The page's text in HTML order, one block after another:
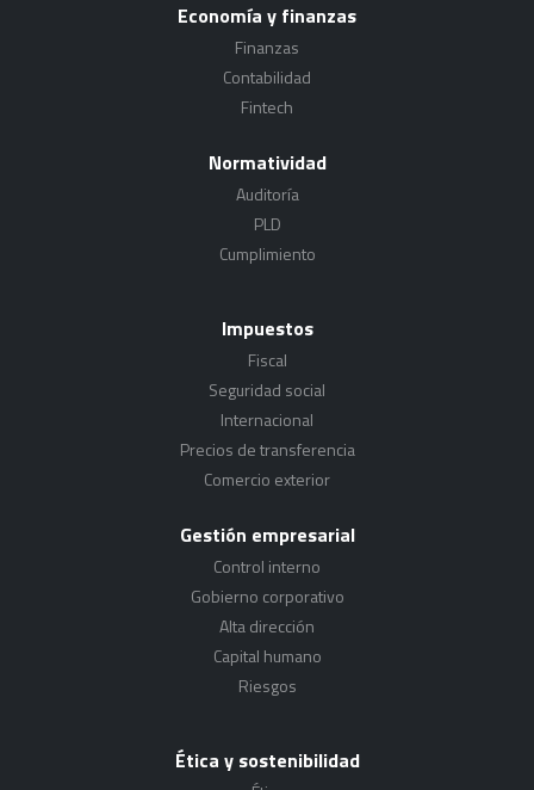
Economía y finanzas
Finanzas
Contabilidad
Fintech
Normatividad
Auditoría
PLD
Cumplimiento
Impuestos
Fiscal
Seguridad social
Internacional
Precios de transferencia
Comercio exterior
Gestión empresarial
Control interno
Gobierno corporativo
Alta dirección
Capital humano
Riesgos
Ética y sostenibilidad